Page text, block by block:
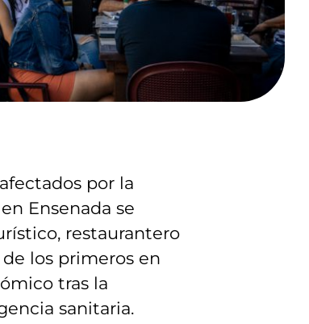
por la
Ensenada se
restaurantero
los primeros en
tras la
sanitaria.